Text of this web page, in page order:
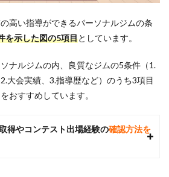
高い指導ができるパーソナルジムの条
を示した図の5項目としています。
ナルジムの内、良質なジムの5条件（1.
大会実績、3.指導歴など）のうち3項目
おすすめしています。
得やコンテスト出場経験の確認方法を